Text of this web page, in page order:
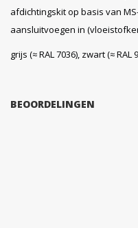
afdichtingskit op basis van
aansluitvoegen in
grijs (≈ RAL 7036), zwart (≈ RAL
BEOORDELINGEN